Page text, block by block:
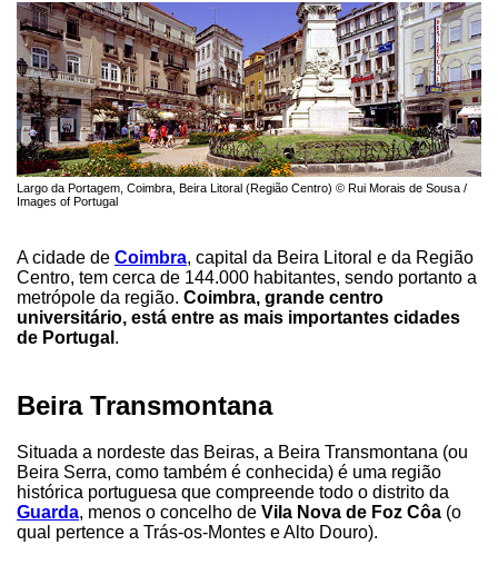
Largo da Portagem, Coimbra, Beira Litoral (Região Centro) © Rui Morais de Sousa /
Images of Portugal
A cidade de Coimbra, capital da Beira Litoral e da Região
Centro, tem cerca de 144.000 habitantes, sendo portanto a
metrópole da região. Coimbra, grande centro
universitário, está entre as mais importantes cidades
de Portugal .
Beira Transmontana
Situada a nordeste das Beiras, a Beira Transmontana (ou
Beira Serra, como também é conhecida) é uma região
histórica portuguesa que compreende todo o distrito da
Guarda, menos o concelho de Vila Nova de Foz Côa (o
qual pertence a Trás-os-Montes e Alto Douro).